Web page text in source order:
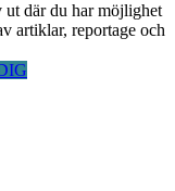
där du har möjlighet
artiklar, reportage och